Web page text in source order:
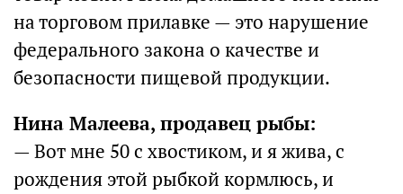
на торговом прилавке — это нарушение
федерального закона о качестве и
безопасности пищевой продукции.
Нина Малеева, продавец рыбы:
— Вот мне 50 с хвостиком, и я жива, с
рождения этой рыбкой кормлюсь, и